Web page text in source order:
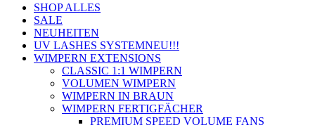
SHOP ALLES
SALE
NEUHEITEN
UV LASHES SYSTEMNEU!!!
WIMPERN EXTENSIONS
CLASSIC 1:1 WIMPERN
VOLUMEN WIMPERN
WIMPERN IN BRAUN
WIMPERN FERTIGFÄCHER
PREMIUM SPEED VOLUME FANS